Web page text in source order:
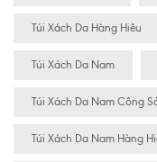
Túi Xách Da Hàng Hiêu
Túi Xách Da Nam
Túi Xách Da Nam Công
Túi Xách Da Nam Hàng